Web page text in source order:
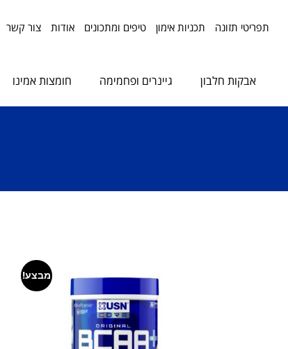
תפריטי תזונה תכניות אימון טיפים ומתכונים אודות צור קשר
אבקות חלבון גיינרים ופחמימה חומצות אמינו
מבצע!